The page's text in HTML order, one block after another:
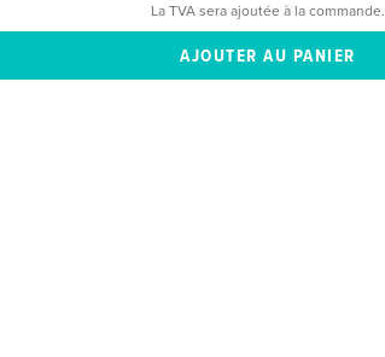
La TVA sera ajoutée à la commande.